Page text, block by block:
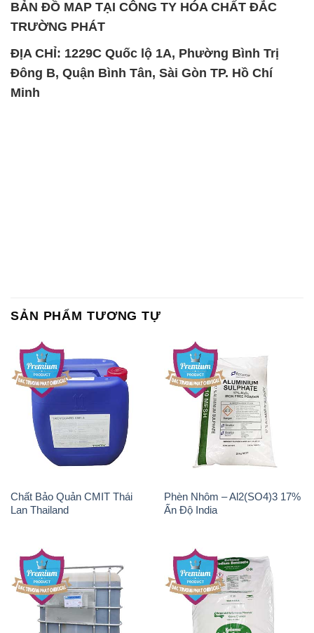
BẢN ĐỒ MAP TẠI CÔNG TY HÓA CHẤT ĐẮC
TRƯỜNG PHÁT
ĐỊA CHỈ: 1229C Quốc lộ 1A, Phường Bình Trị
Đông B, Quận Bình Tân, Sài Gòn TP. Hồ Chí
Minh
SẢN PHẨM TƯƠNG TỰ
Chất Bảo Quản CMIT Thái
Lan Thailand
Phèn Nhôm – Al2(SO4)3 17%
Ấn Độ India